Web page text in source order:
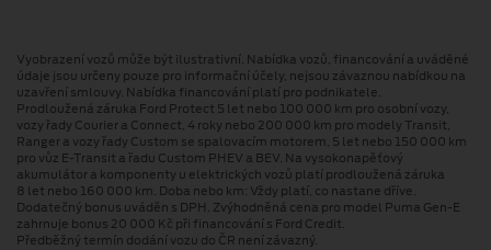
Vyobrazení vozů může být ilustrativní. Nabídka vozů, financování a uváděné
údaje jsou určeny pouze pro informační účely, nejsou závaznou nabídkou na
uzavření smlouvy. Nabídka financování platí pro podnikatele.
Prodloužená záruka Ford Protect 5 let nebo 100 000 km pro osobní vozy,
vozy řady Courier a Connect, 4 roky nebo 200 000 km pro modely Transit,
Ranger a vozy řady Custom se spalovacím motorem, 5 let nebo 150 000 km
pro vůz E-Transit a řadu Custom PHEV a BEV. Na vysokonapěťový
akumulátor a komponenty u elektrických vozů platí prodloužená záruka
8 let nebo 160 000 km. Doba nebo km: Vždy platí, co nastane dříve.
Dodatečný bonus uváděn s DPH. Zvýhodněná cena pro model Puma Gen⁠-⁠E
zahrnuje bonus 20 000 Kč při financování s Ford Credit.
Předběžný termín dodání vozu do ČR není závazný.